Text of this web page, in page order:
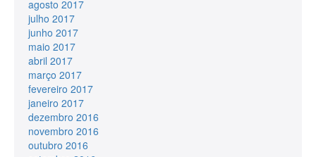
agosto 2017
julho 2017
junho 2017
maio 2017
abril 2017
março 2017
fevereiro 2017
janeiro 2017
dezembro 2016
novembro 2016
outubro 2016